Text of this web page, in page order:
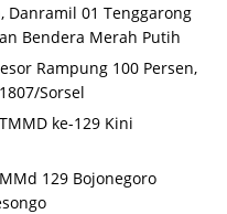
Danramil 01 Tenggarong
Bendera Merah Putih
Rampung 100 Persen,
Sorsel
ke-129 Kini
129 Bojonegoro